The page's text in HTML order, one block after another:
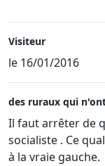
Visiteur
le 16/01/2016
des ruraux qui
Il faut arrêter de
socialiste . Ce
à la vraie gauche.